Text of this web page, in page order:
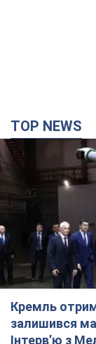
TOP NEWS
Кремль
залишився
Інтерв’ю з